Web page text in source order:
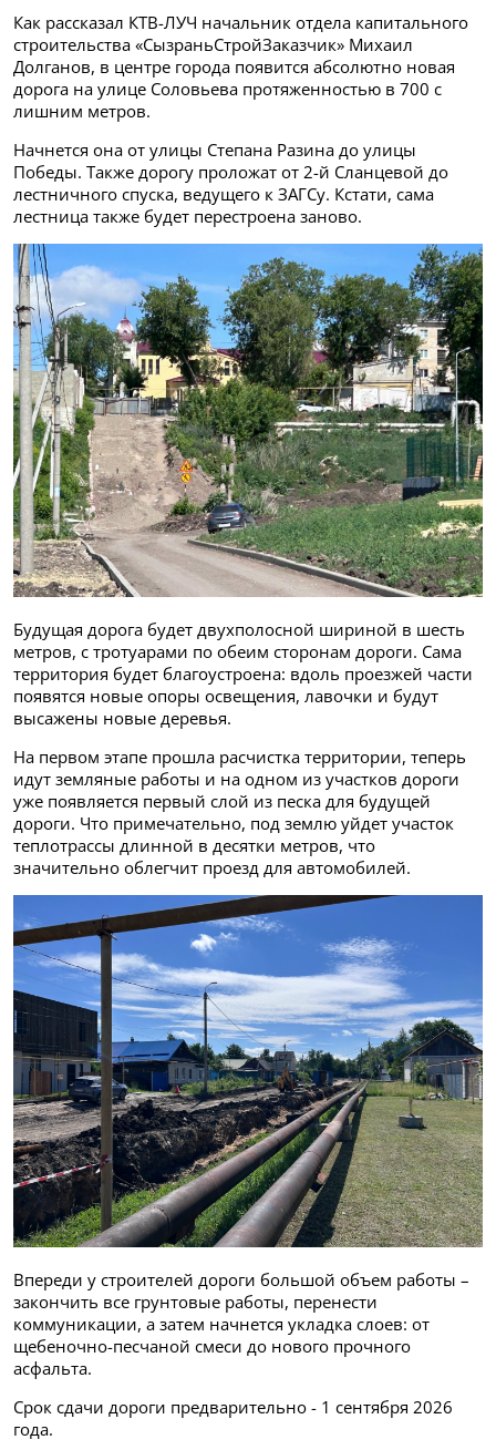
Как рассказал КТВ-ЛУЧ начальник отдела капитального
строительства «СызраньСтройЗаказчик» Михаил
Долганов, в центре города появится абсолютно новая
дорога на улице Соловьева протяженностью в 700 с
лишним метров.
Начнется она от улицы Степана Разина до улицы
Победы. Также дорогу проложат от 2-й Сланцевой до
лестничного спуска, ведущего к ЗАГСу. Кстати, сама
лестница также будет перестроена заново.
Будущая дорога будет двухполосной шириной в шесть
метров, с тротуарами по обеим сторонам дороги. Сама
территория будет благоустроена: вдоль проезжей части
появятся новые опоры освещения, лавочки и будут
высажены новые деревья.
На первом этапе прошла расчистка территории, теперь
идут земляные работы и на одном из участков дороги
уже появляется первый слой из песка для будущей
дороги. Что примечательно, под землю уйдет участок
теплотрассы длинной в десятки метров, что
значительно облегчит проезд для автомобилей.
Впереди у строителей дороги большой объем работы –
закончить все грунтовые работы, перенести
коммуникации, а затем начнется укладка слоев: от
щебеночно-песчаной смеси до нового прочного
асфальта.
Срок сдачи дороги предварительно - 1 сентября 2026
года.